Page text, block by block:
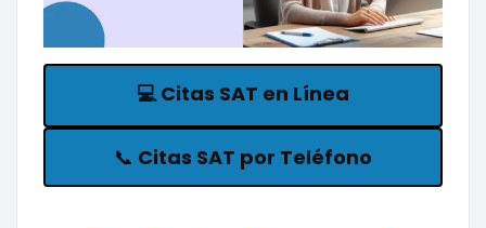
💻Citas SAT en Línea
📞 Citas SAT por Teléfono